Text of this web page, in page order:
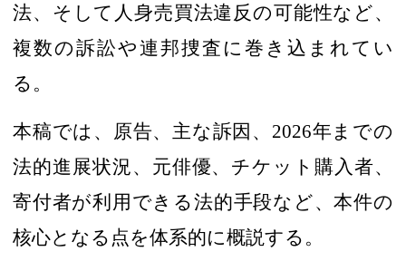
法、そして人身売買法違反の可能性など、
複数の訴訟や連邦捜査に 巻き込ま れてい
る。
本稿では、原告、 主な訴因 、 2026年までの
法的進展状況、元俳優、チケット購入者、
寄付者が利用できる法的手段など、本件の
核心となる点を体系的に概説する。